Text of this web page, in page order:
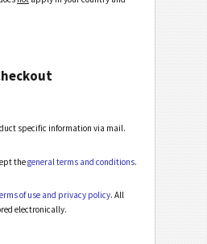
specific information via mail.
thegeneral terms and conditions.
of use and privacy policy. All
electronically.